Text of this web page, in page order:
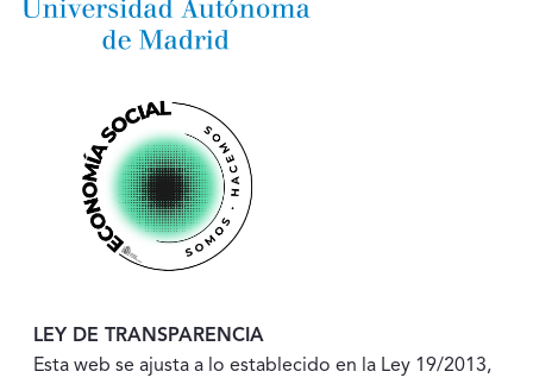
LEY DE TRANSPARENCIA
Esta web se ajusta a lo establecido en la Ley 19/2013,